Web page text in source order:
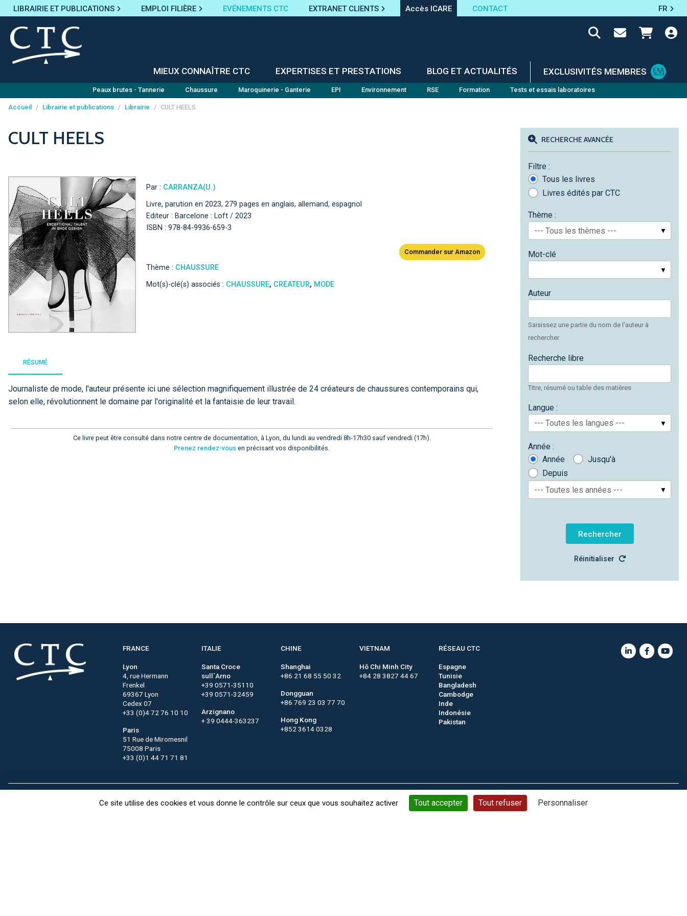
Panneau de gestion des cookies
Ce site utilise des cookies et vous donne le contrôle sur ceux que vous souhaitez activer Tout accepter Tout refuser Personnaliser
LIBRAIRIE ET PUBLICATIONS EMPLOI FILIÈRE EVÉNEMENTS CTC EXTRANET CLIENTS Accès ICARE CONTACT FR
MIEUX CONNAÎTRE CTC EXPERTISES ET PRESTATIONS BLOG ET ACTUALITÉS EXCLUSIVITÉS MEMBRES
Peaux brutes - Tannerie Chaussure Maroquinerie - Ganterie EPI Environnement RSE Formation Tests et essais laboratoires
Accueil / Librairie et publications / Librairie / CULT HEELS
CULT HEELS
Par : CARRANZA(U.)
Livre, parution en 2023, 279 pages en anglais, allemand, espagnol
Editeur : Barcelone : Loft / 2023
ISBN : 978-84-9936-659-3
Commander sur Amazon
Thème : CHAUSSURE
Mot(s)-clé(s) associés : CHAUSSURE, CREATEUR, MODE
RÉSUMÉ
Journaliste de mode, l'auteur présente ici une sélection magnifiquement illustrée de 24 créateurs de chaussures contemporains qui,
selon elle, révolutionnent le domaine par l'originalité et la fantaisie de leur travail.
Ce livre peut être consulté dans notre centre de documentation, à Lyon, du lundi au vendredi 8h-17h30 sauf vendredi (17h).
Prenez rendez-vous en précisant vos disponibilités.
RECHERCHE AVANCÉE
Filtre :
Tous les livres
Livres édités par CTC
Thème :
--- Tous les thèmes ---
Mot-clé
Auteur
Saisissez une partie du nom de l'auteur à
rechercher
Recherche libre
Titre, résumé ou table des matières
Langue :
--- Toutes les langues ---
Année :
Année
Jusqu'à
Depuis
--- Toutes les années ---
Réinitialiser
FRANCE
Lyon
4, rue Hermann
Frenkel
69367 Lyon
Cedex 07
+33 (0)4 72 76 10 10
Paris
51 Rue de Miromesnil
75008 Paris
+33 (0)1 44 71 71 81
ITALIE
Santa Croce
sull´Arno
+39 0571-35110
+39 0571-32459
Arzignano
+ 39 0444-363237
CHINE
Shanghai
+86 21 68 55 50 32
Dongguan
+86 769 23 03 77 70
Hong Kong
+852 3614 0328
VIETNAM
Hô Chi Minh City
+84 28 3827 44 67
RÉSEAU CTC
Espagne
Tunisie
Bangladesh
Cambodge
Inde
Indonésie
Pakistan
Contact CTC recrute FAQ Mots-Clés Gestion des cookies Mentions légales Conditions générales de vente Politique de confidentialité
Plan du site